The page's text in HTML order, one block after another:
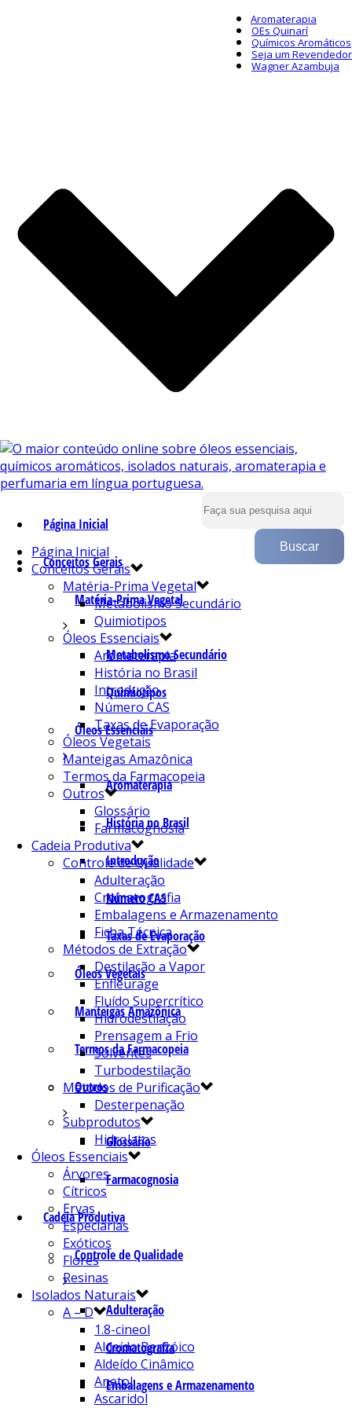
Aromaterapia
OEs Quinarí
Químicos Aromáticos
Seja um Revendedor
Wagner Azambuja
Página Inicial
Conceitos Gerais
Matéria-Prima Vegetal
Metabolismo Secundário
Quimiotipos
Óleos Essenciais
Aromaterapia
História no Brasil
Introdução
Número CAS
Taxas de Evaporação
Óleos Vegetais
Manteigas Amazônica
Termos da Farmacopeia
Outros
Glossário
Farmacognosia
Cadeia Produtiva
Controle de Qualidade
Adulteração
Cromatografia
Embalagens e Armazenamento
Página Inicial
Conceitos Gerais
Matéria-Prima Vegetal
Metabolismo Secundário
Quimiotipos
Óleos Essenciais
Aromaterapia
História no Brasil
Introdução
Número CAS
Taxas de Evaporação
Óleos Vegetais
Manteigas Amazônica
Termos da Farmacopeia
Outros
Glossário
Farmacognosia
Cadeia Produtiva
Controle de Qualidade
Adulteração
Cromatografia
Embalagens e Armazenamento
Ficha Técnica
Métodos de Extração
Destilação a Vapor
Enfleurage
Fluído Supercrítico
Hidrodestilação
Prensagem a Frio
Solventes
Turbodestilação
Métodos de Purificação
Desterpenação
Subprodutos
Hidrolatos
Óleos Essenciais
Árvores
Cítricos
Ervas
Especiarias
Exóticos
Flores
Resinas
Isolados Naturais
A – D
1.8-cineol
Aldeído Benzóico
Aldeído Cinâmico
Anetol
Ascaridol